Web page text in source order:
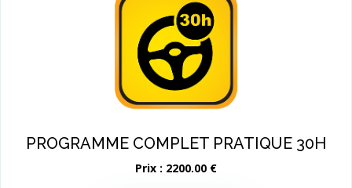
PROGRAMME COMPLET PRATIQUE 30H
Prix : 2200.00 €